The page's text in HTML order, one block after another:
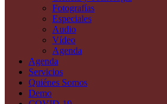
Fotografías
Especiales
Audio
Vídeo
Agenda
Agenda
Servicios
Quiénes Somos
Demo